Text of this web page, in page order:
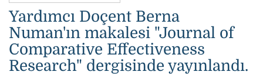
Yardımcı Doçent Berna
Numan'ın makalesi "Journal of
Comparative Effectiveness
Research" dergisinde yayınlandı.